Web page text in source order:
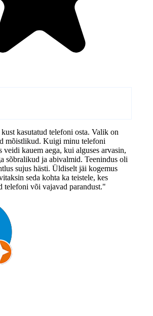
kasutatud telefoni osta. Valik on
mõistlikud. Kuigi minu telefoni
veidi kauem aega, kui alguses arvasin,
sõbralikud ja abivalmid. Teenindus oli
sujus hästi. Üldiselt jäi kogemus
seda kohta ka teistele, kes
telefoni või vajavad parandust."